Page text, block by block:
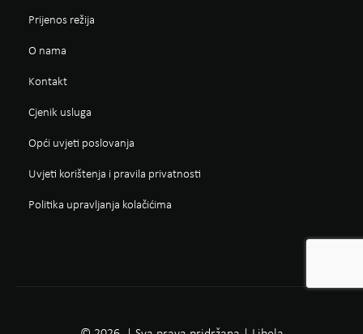
Prijenos režija
O nama
Kontakt
Cjenik usluga
Opći uvjeti poslovanja
Uvjeti korištenja i pravila privatnosti
Politika upravljanja kolačićima